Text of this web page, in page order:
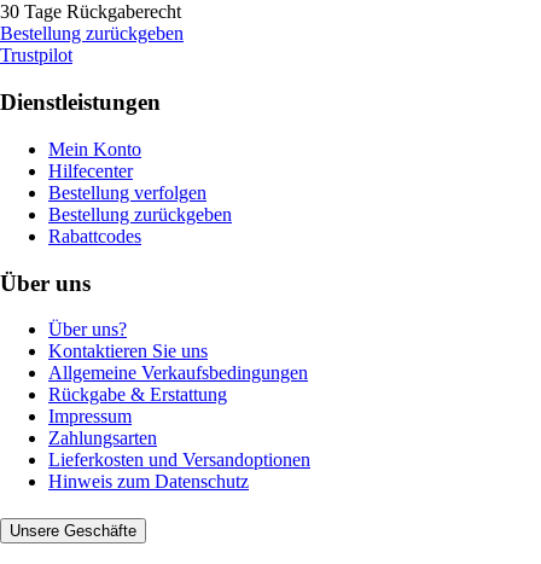
30 Tage Rückgaberecht
Bestellung zurückgeben
Trustpilot
Dienstleistungen
Mein Konto
Hilfecenter
Bestellung verfolgen
Bestellung zurückgeben
Rabattcodes
Über uns
Über uns?
Kontaktieren Sie uns
Allgemeine Verkaufsbedingungen
Rückgabe & Erstattung
Impressum
Zahlungsarten
Lieferkosten und Versandoptionen
Hinweis zum Datenschutz
Unsere Geschäfte